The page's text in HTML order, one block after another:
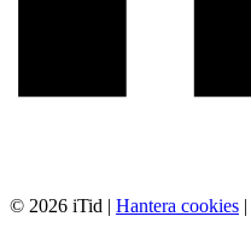
© 2026 iTid | Hantera cookies |